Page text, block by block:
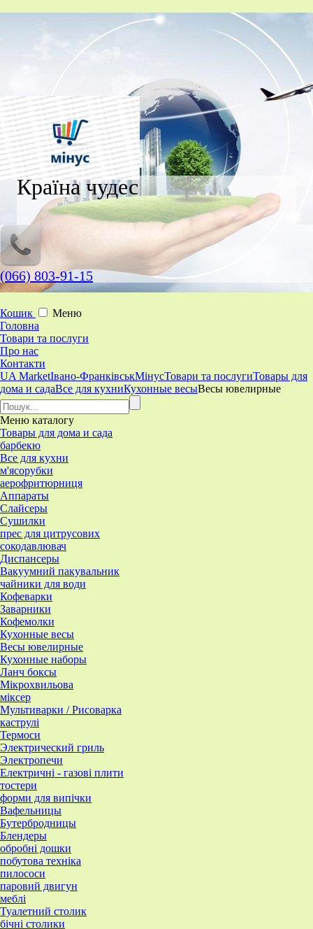
Країна чудес
(066) 803-91-15
Кошик
Меню
Головна
Товари та послуги
Про нас
Контакти
UA MarketІвано-ФранківськМінусТовари та послугиТовары для
дома и садаВсе для кухниКухонные весыВесы ювелирные
Меню каталогу
Товары для дома и сада
барбекю
Все для кухни
м'ясорубки
аерофритюрниця
Аппараты
Слайсеры
Сушилки
прес для цитрусових
сокодавлювач
Диспансеры
Вакуумний пакувальник
чайники для води
Кофеварки
Заварники
Кофемолки
Кухонные весы
Весы ювелирные
Кухонные наборы
Ланч боксы
Мікрохвильова
міксер
Мультиварки / Рисоварка
каструлі
Термоси
Электрический гриль
Электропечи
Електричні - газові плити
тостери
форми для випічки
Вафельницы
Бутербродницы
Блендеры
обробні дошки
побутова техніка
пилососи
паровий двигун
меблі
Туалетний столик
бічні столики